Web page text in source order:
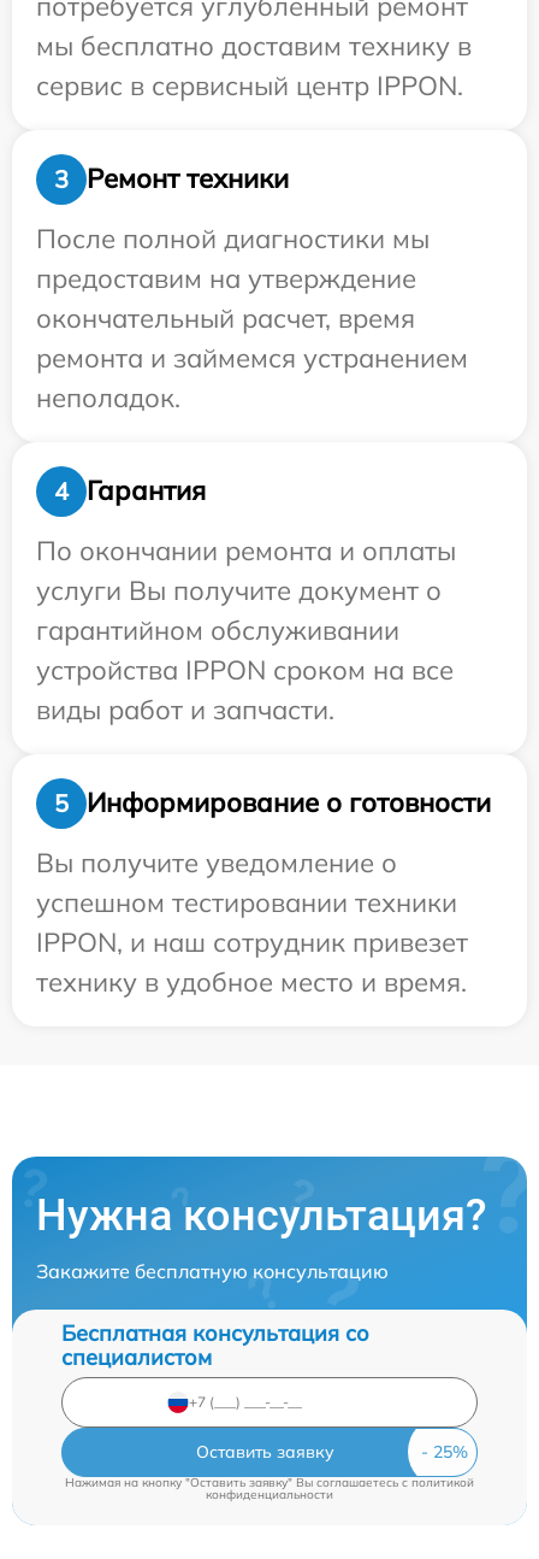
мы бесплатно доставим технику в
сервис в сервисный центр IPPON.
3
Ремонт техники
После полной диагностики мы
предоставим на утверждение
окончательный расчет, время
ремонта и займемся устранением
неполадок.
4
Гарантия
По окончании ремонта и оплаты
услуги Вы получите документ о
гарантийном обслуживании
устройства IPPON сроком на все
виды работ и запчасти.
5
Информирование о готовности
Вы получите уведомление о
успешном тестировании техники
IPPON, и наш сотрудник привезет
технику в удобное место и время.
Нужна консультация?
Закажите бесплатную консультацию
Бесплатная консультация со
специалистом
Оставить заявку
Нажимая на кнопку "Оставить заявку" Вы соглашаетесь cполитикой
конфиденциальности